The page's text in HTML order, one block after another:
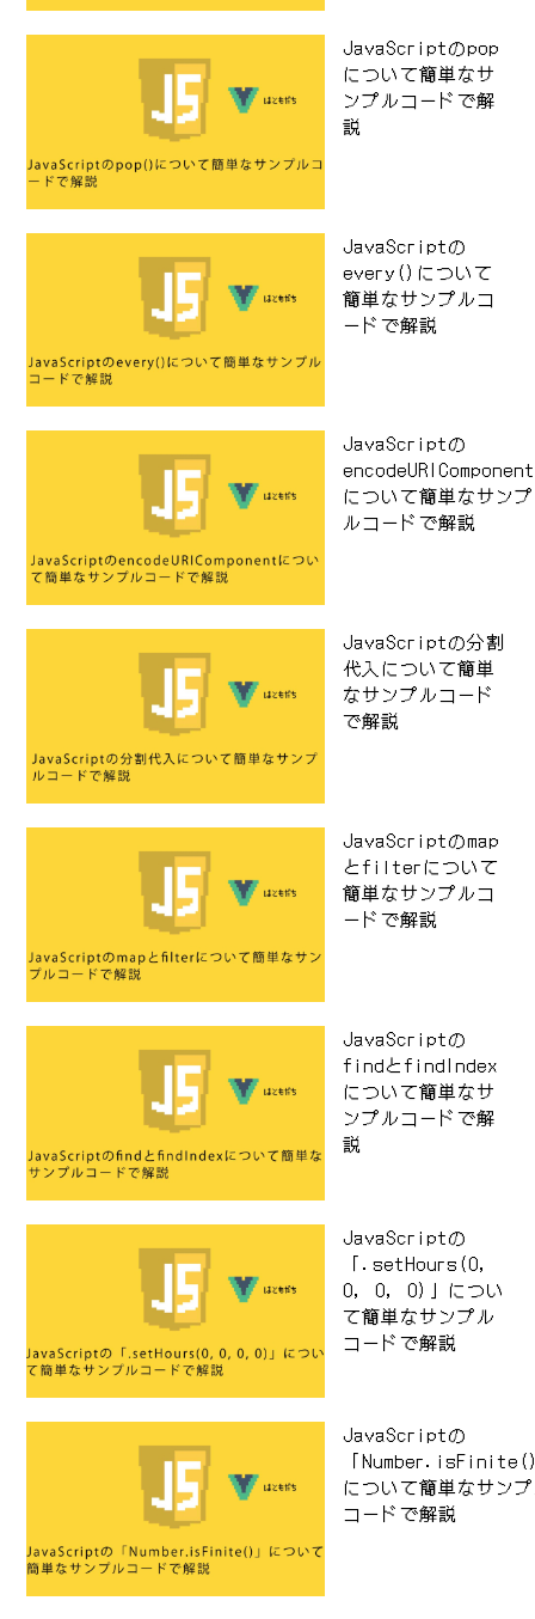
JavaScriptのpop
について簡単なサ
ンプルコードで解
説
JavaScriptの
every()について
簡単なサンプルコ
ードで解説
JavaScriptの
encodeURIComponent
について簡単なサンプ
ルコードで解説
JavaScriptの分割
代入について簡単
なサンプルコード
で解説
JavaScriptのmap
とfilterについて
簡単なサンプルコ
ードで解説
JavaScriptの
findとfindIndex
について簡単なサ
ンプルコードで解
説
JavaScriptの
「.setHours(0,
0, 0, 0)」につい
て簡単なサンプル
コードで解説
JavaScriptの
「
について簡単なサン
コードで解説